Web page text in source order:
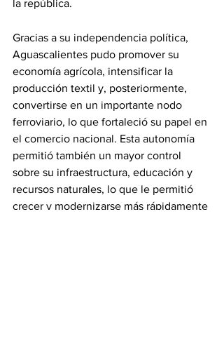
la república.
Gracias a su independencia política,
Aguascalientes pudo promover su
economía agrícola, intensificar la
producción textil y, posteriormente,
convertirse en un importante nodo
ferroviario, lo que fortaleció su papel en
el comercio nacional. Esta autonomía
permitió también un mayor control
sobre su infraestructura, educación y
recursos naturales, lo que le permitió
crecer y modernizarse más rápidamente